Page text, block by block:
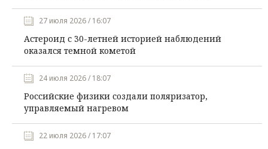
27 июля 2026 / 16:07
Астероид с 30-летней историей наблюдений
оказался темной кометой
24 июля 2026 / 18:07
Российские физики создали поляризатор,
управляемый нагревом
22 июля 2026 / 17:07